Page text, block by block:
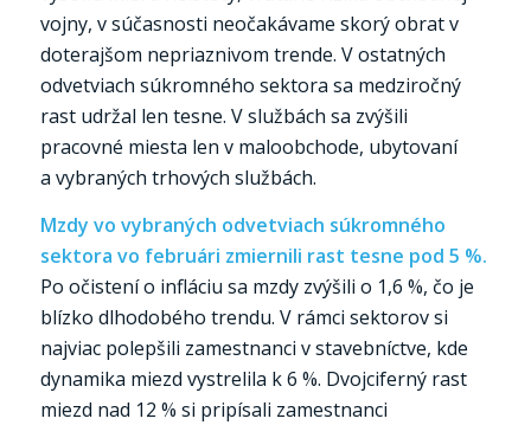
vojny, v súčasnosti neočakávame skorý obrat v
doterajšom nepriaznivom trende. V ostatných
odvetviach súkromného sektora sa medziročný
rast udržal len tesne. V službách sa zvýšili
pracovné miesta len v maloobchode, ubytovaní
a vybraných trhových službách.
Mzdy vo vybraných odvetviach súkromného
sektora vo februári zmiernili rast tesne pod 5 %.
Po očistení o infláciu sa mzdy zvýšili o 1,6 %, čo je
blízko dlhodobého trendu. V rámci sektorov si
najviac polepšili zamestnanci v stavebníctve, kde
dynamika miezd vystrelila k 6 %. Dvojciferný rast
miezd nad 12 % si pripísali zamestnanci